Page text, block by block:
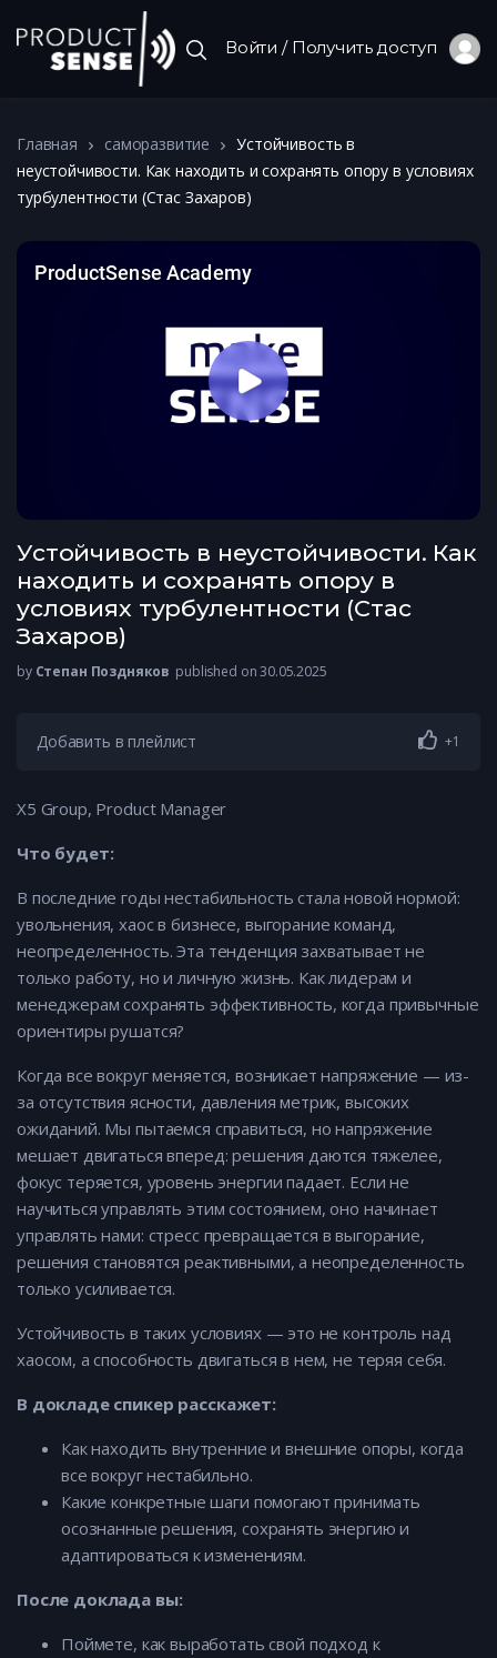
Войти / Получить доступ
Главная саморазвитие
Устойчивость в
неустойчивости. Как находить и сохранять опору в условиях
турбулентности (Стас Захаров)
Устойчивость в неустойчивости. Как
находить и сохранять опору в
условиях турбулентности (Стас
Захаров)
by Степан Поздняков published on 30.05.2025
Добавить в плейлист +1
X5 Group, Product Manager
Что будет:
В последние годы нестабильность стала новой нормой:
увольнения, хаос в бизнесе, выгорание команд,
неопределенность. Эта тенденция захватывает не
только работу, но и личную жизнь. Как лидерам и
менеджерам сохранять эффективность, когда привычные
ориентиры рушатся?
Когда все вокруг меняется, возникает напряжение — из-
за отсутствия ясности, давления метрик, высоких
ожиданий. Мы пытаемся справиться, но напряжение
мешает двигаться вперед: решения даются тяжелее,
фокус теряется, уровень энергии падает. Если не
научиться управлять этим состоянием, оно начинает
управлять нами: стресс превращается в выгорание,
решения становятся реактивными, а неопределенность
только усиливается.
Устойчивость в таких условиях — это не контроль над
хаосом, а способность двигаться в нем, не теряя себя.
В докладе спикер расскажет:
Как находить внутренние и внешние опоры, когда
все вокруг нестабильно.
Какие конкретные шаги помогают принимать
осознанные решения, сохранять энергию и
адаптироваться к изменениям.
После доклада вы:
Поймете, как выработать свой подход к